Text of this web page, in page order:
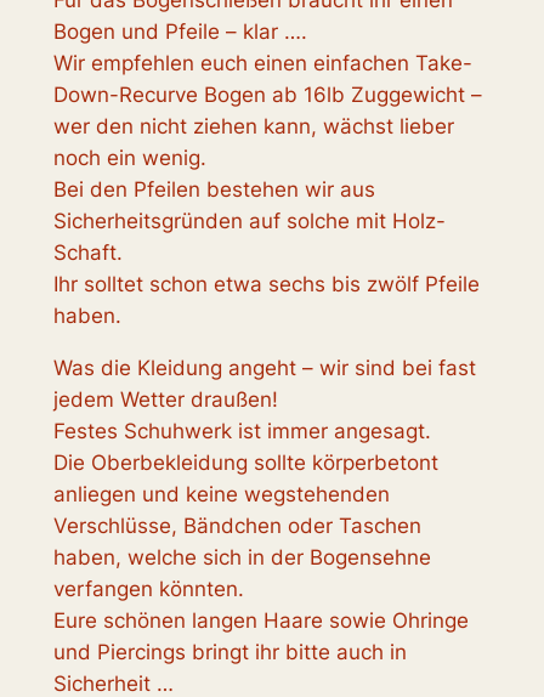
Bogen und Pfeile – klar ….
Wir empfehlen euch einen einfachen Take-
Down-Recurve Bogen ab 16lb Zuggewicht –
wer den nicht ziehen kann, wächst lieber
noch ein wenig.
Bei den Pfeilen bestehen wir aus
Sicherheitsgründen auf solche mit Holz-
Schaft.
Ihr solltet schon etwa sechs bis zwölf Pfeile
haben.
Was die Kleidung angeht – wir sind bei fast
jedem Wetter draußen!
Festes Schuhwerk ist immer angesagt.
Die Oberbekleidung sollte körperbetont
anliegen und keine wegstehenden
Verschlüsse, Bändchen oder Taschen
haben, welche sich in der Bogensehne
verfangen könnten.
Eure schönen langen Haare sowie Ohringe
und Piercings bringt ihr bitte auch in
Sicherheit …